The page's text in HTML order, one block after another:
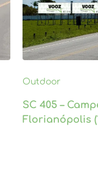
Outdoor
SC 405 –
Florianópolis